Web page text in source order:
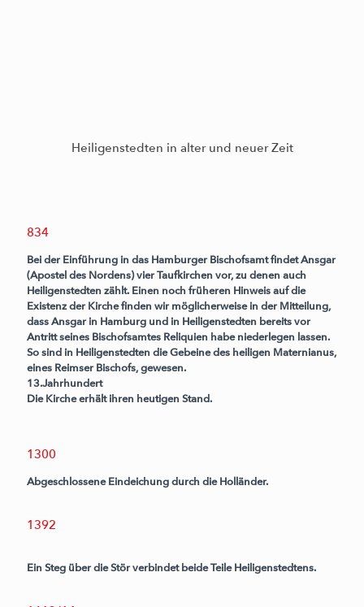
Heiligenstedten in alter und neuer Zeit
834
Bei der Einführung in das Hamburger Bischofsamt findet Ansgar
(Apostel des Nordens) vier Taufkirchen vor, zu denen auch
Heiligenstedten zählt. Einen noch früheren Hinweis auf die
Existenz der Kirche finden wir möglicherweise in der Mitteilung,
dass Ansgar in Hamburg und in Heiligenstedten bereits vor
Antritt seines Bischofsamtes Reliquien habe niederlegen lassen.
So sind in Heiligenstedten die Gebeine des heiligen Maternianus,
eines Reimser Bischofs, gewesen.
13.Jahrhundert
Die Kirche erhält ihren heutigen Stand.
1300
Abgeschlossene Eindeichung durch die Holländer.
1392
Ein Steg über die Stör verbindet beide Teile Heiligenstedtens.